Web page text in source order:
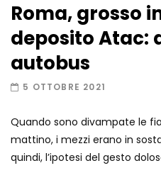
Un metro di
Nevoso
Roma, la
ecco cosa c’è
Roma, grosso
deposito Atac:
autobus
5 OTTOBRE 2021
Quando sono divampate le
mattino, i mezzi erano in
quindi, l’ipotesi del gesto